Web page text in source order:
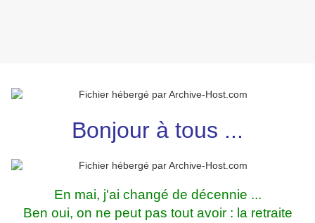
Bonjour à tous ...
En mai, j'ai changé de décennie ...
Ben oui, on ne peut pas tout avoir : la retraite